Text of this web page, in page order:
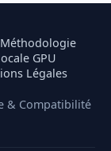
Méthodologie
GPU
Légales
& Compatibilité